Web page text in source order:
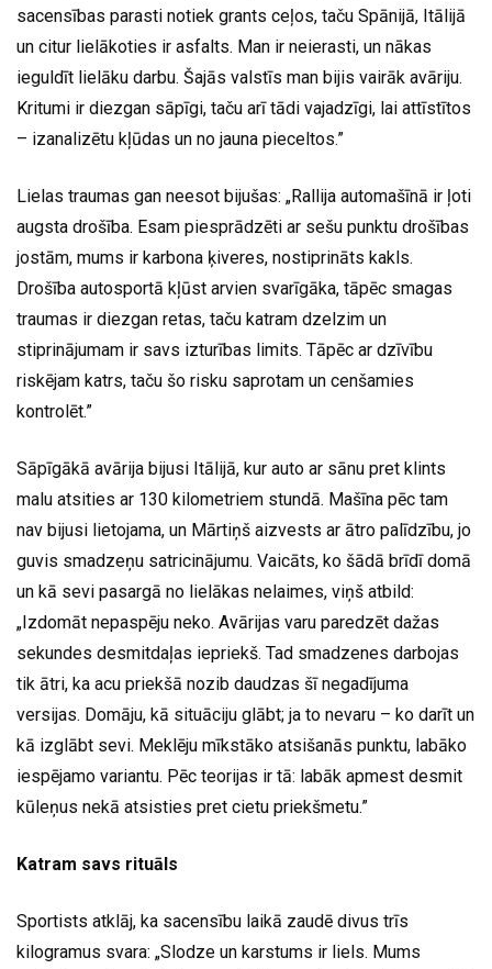
sacensības parasti notiek grants ceļos, taču Spānijā, Itālijā
un citur lielākoties ir asfalts. Man ir neierasti, un nākas
ieguldīt lielāku darbu. Šajās valstīs man bijis vairāk avāriju.
Kritumi ir diezgan sāpīgi, taču arī tādi vajadzīgi, lai attīstītos
– izanalizētu kļūdas un no jauna pieceltos.”
Lielas traumas gan neesot bijušas: „Rallija automašīnā ir ļoti
augsta drošība. Esam piesprādzēti ar sešu punktu drošības
jostām, mums ir karbona ķiveres, nostiprināts kakls.
Drošība autosportā kļūst arvien svarīgāka, tāpēc smagas
traumas ir diezgan retas, taču katram dzelzim un
stiprinājumam ir savs izturības limits. Tāpēc ar dzīvību
riskējam katrs, taču šo risku saprotam un cenšamies
kontrolēt.”
Sāpīgākā avārija bijusi Itālijā, kur auto ar sānu pret klints
malu atsities ar 130 kilometriem stundā. Mašīna pēc tam
nav bijusi lietojama, un Mārtiņš aizvests ar ātro palīdzību, jo
guvis smadzeņu satricinājumu. Vaicāts, ko šādā brīdī domā
un kā sevi pasargā no lielākas nelaimes, viņš atbild:
„Izdomāt nepaspēju neko. Avārijas varu paredzēt dažas
sekundes desmitdaļas iepriekš. Tad smadzenes darbojas
tik ātri, ka acu priekšā nozib daudzas šī negadījuma
versijas. Domāju, kā situāciju glābt; ja to nevaru – ko darīt un
kā izglābt sevi. Meklēju mīkstāko atsišanās punktu, labāko
iespējamo variantu. Pēc teorijas ir tā: labāk apmest desmit
kūleņus nekā atsisties pret cietu priekšmetu.”
Katram savs rituāls
Sportists atklāj, ka sacensību laikā zaudē divus trīs
kilogramus svara: „Slodze un karstums ir liels. Mums